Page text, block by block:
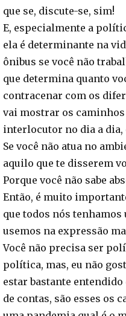
que se, discute-se, sim!
E, especialmente a
ela é determinante na
ônibus se você não
que determina quanto
contracenar com os
vai mostrar os caminhos
interlocutor no dia a dia,
Se você não atua no
aquilo que te disserem
Porque você não sabe
Então, é muito
que todos nós
usemos na expressão
Você não precisa ser
política, mas, eu não
estar bastante
de contas, são esses os